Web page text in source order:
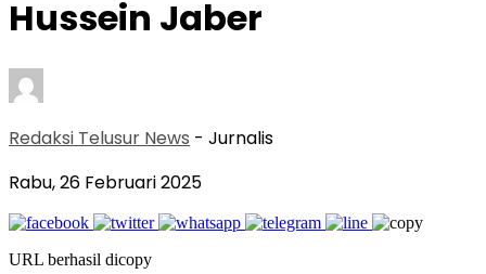
Hussein Jaber
Redaksi Telusur News - Jurnalis
Rabu, 26 Februari 2025
URL berhasil dicopy